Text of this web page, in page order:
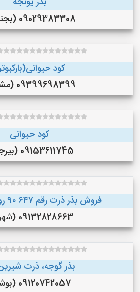
09029383308 (بجنورد )
کود
09399698399 (مشهد )
کود حیوانی
09153611745 (بیرجند )
فروش بذر ذرت رقم ۶۴۷ ۹۰ روز تولید ۱۴۰۲
09132828663 (شهرکرد)
بذر گوجه، ذرت
09120742057 (بوشهر)